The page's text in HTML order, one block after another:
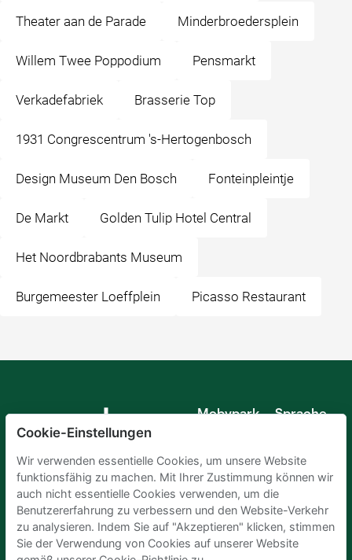
Theater aan de Parade Minderbroedersplein
Willem Twee Poppodium Pensmarkt
Verkadefabriek Brasserie Top
1931 Congrescentrum 's-Hertogenbosch
Design Museum Den Bosch Fonteinpleintje
De Markt Golden Tulip Hotel Central
Het Noordbrabants Museum
Burgemeester Loeffplein Picasso Restaurant
Mobypark
Sprache
Spanisch
Französisch
Italienisch
Niederländisch
Cookie-Einstellungen
Wir verwenden essentielle Cookies, um unsere Website
funktionsfähig zu machen. Mit Ihrer Zustimmung können wir
auch nicht essentielle Cookies verwenden, um die
Benutzererfahrung zu verbessern und den Website-Verkehr
zu analysieren. Indem Sie auf "Akzeptieren" klicken, stimmen
Sie der Verwendung von Cookies auf unserer Website